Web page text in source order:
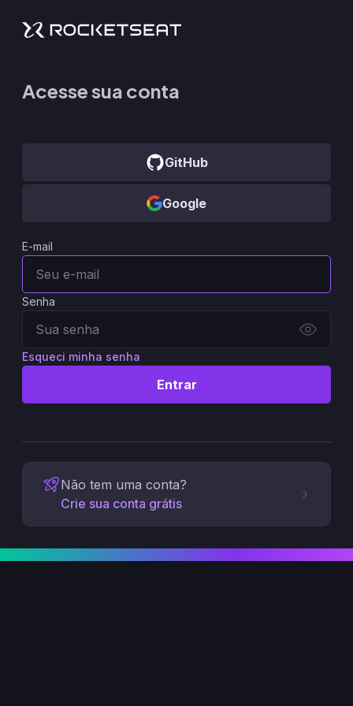
Acesse sua conta
GitHub
Google
E-mail
Senha
Esqueci minha senha
Entrar
Não tem uma conta?
Crie sua conta grátis